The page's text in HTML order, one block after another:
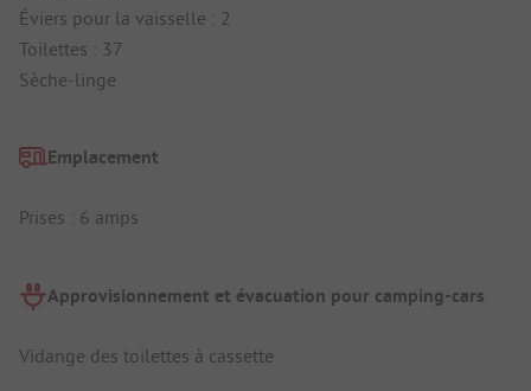
Éviers pour la vaisselle : 2
Toilettes : 37
Sèche-linge
Emplacement
Prises : 6 amps
Approvisionnement et évacuation pour camping-cars
Vidange des toilettes à cassette